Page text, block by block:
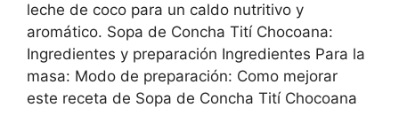
leche de coco para un caldo nutritivo y
aromático. Sopa de Concha Tití Chocoana:
Ingredientes y preparación Ingredientes Para la
masa: Modo de preparación: Como mejorar
este receta de Sopa de Concha Tití Chocoana